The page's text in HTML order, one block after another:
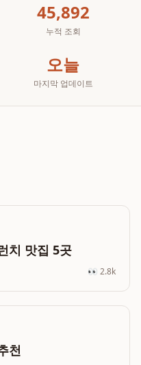
45,892
누적 조회
오늘
마지막 업데이트
치 맛집 5곳
👀 2.8k
천